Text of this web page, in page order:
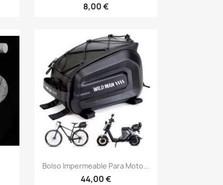
8,00 €
Vista rápida
Bolso Impermeable Para Moto...
44,00 €